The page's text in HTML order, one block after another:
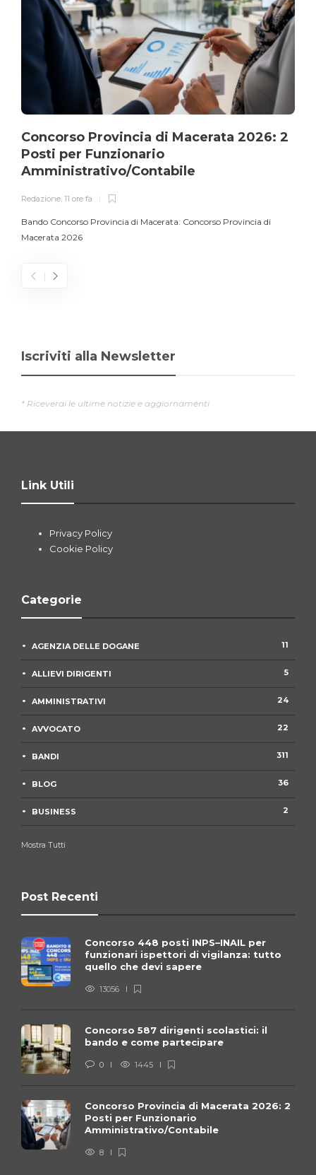
Concorso Provincia di Macerata 2026: 2
Posti per Funzionario
Amministrativo/Contabile
Redazione, 11 ore fa
Bando Concorso Provincia di Macerata: Concorso Provincia di
Macerata 2026
Iscriviti alla Newsletter
* Riceverai le ultime notizie e aggiornamenti
Link Utili
Privacy Policy
Cookie Policy
Categorie
AGENZIA DELLE DOGANE 11
ALLIEVI DIRIGENTI 5
AMMINISTRATIVI 24
AVVOCATO 22
BANDI 311
BLOG 36
BUSINESS 2
Mostra Tutti
Post Recenti
Concorso 448 posti INPS–INAIL per
funzionari ispettori di vigilanza: tutto
quello che devi sapere
13056
Concorso 587 dirigenti scolastici: il
bando e come partecipare
0 1445
Concorso Provincia di Macerata 2026: 2
Posti per Funzionario
Amministrativo/Contabile
8